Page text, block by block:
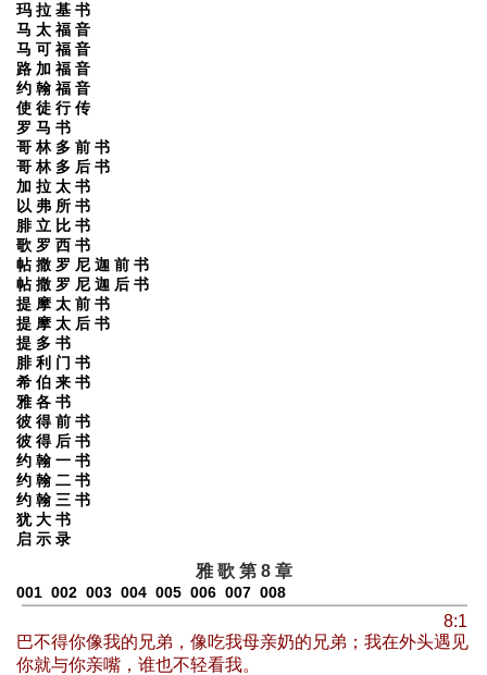
玛 拉 基 书
马 太 福 音
马 可 福 音
路 加 福 音
约 翰 福 音
使 徒 行 传
罗 马 书
哥 林 多 前 书
哥 林 多 后 书
加 拉 太 书
以 弗 所 书
腓 立 比 书
歌 罗 西 书
帖 撒 罗 尼 迦 前 书
帖 撒 罗 尼 迦 后 书
提 摩 太 前 书
提 摩 太 后 书
提 多 书
腓 利 门 书
希 伯 来 书
雅 各 书
彼 得 前 书
彼 得 后 书
约 翰 一 书
约 翰 二 书
约 翰 三 书
犹 大 书
启 示 录
雅 歌 第 8 章
001 002 003 004 005 006 007 008
8:1
巴不得你像我的兄弟，像吃我母亲奶的兄弟；我在外头遇见
你就与你亲嘴，谁也不轻看我。